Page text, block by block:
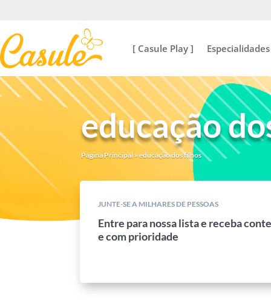
[ Casule Play ] Especialidades
educação
Página Principal »educação dos filhos
JUNTE-SE A MILHARES DE PESSOAS
Entre para nossa lista e receba
e com prioridade